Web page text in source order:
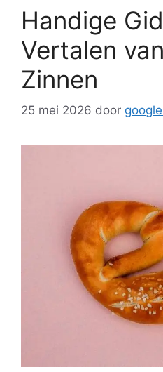
Handige
Vertalen
Zinnen
25 mei 2026 door